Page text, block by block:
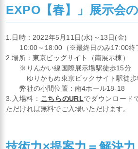
EXPO【春】」展示会
1.日時：2022年5月11日(水)～13日(金)
10:00～18:00（※最終日のみ17:00終
2.場所：東京ビッグサイト（南展示棟）
※りんかい線国際展示場駅徒歩15分
ゆりかもめ東京ビックサイト駅徒歩
弊社の小間位置：南4ホール18-18
3.入場料： こちらのURLでダウンロード
ただければ無料でご入場いただけます。